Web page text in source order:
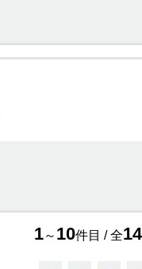
1～ 10件目 / 全14